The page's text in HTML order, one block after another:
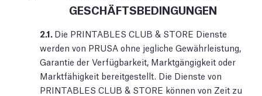
GESCHÄFTSBEDINGUNGEN
2.1. Die PRINTABLES CLUB & STORE Dienste
werden von PRUSA ohne jegliche Gewährleistung,
Garantie der Verfügbarkeit, Marktgängigkeit oder
Marktfähigkeit bereitgestellt. Die Dienste von
PRINTABLES CLUB & STORE können von Zeit zu